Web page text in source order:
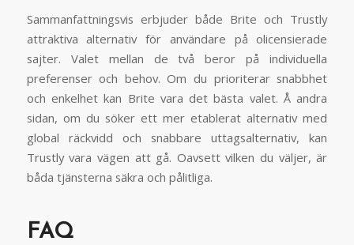
Sammanfattningsvis erbjuder både Brite och Trustly
attraktiva alternativ för användare på olicensierade
sajter. Valet mellan de två beror på individuella
preferenser och behov. Om du prioriterar snabbhet
och enkelhet kan Brite vara det bästa valet. Å andra
sidan, om du söker ett mer etablerat alternativ med
global räckvidd och snabbare uttagsalternativ, kan
Trustly vara vägen att gå. Oavsett vilken du väljer, är
båda tjänsterna säkra och pålitliga.
FAQ